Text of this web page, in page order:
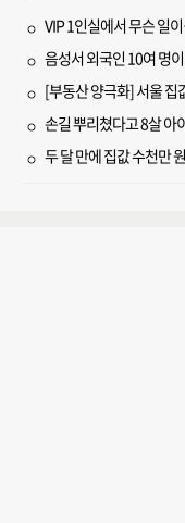
VIP 1인실에서 무슨 일
음성서 외국인 10여 명
[부동산 양극화] 서울
손길 뿌리쳤다고 8살 아
두 달 만에 집값 수천만